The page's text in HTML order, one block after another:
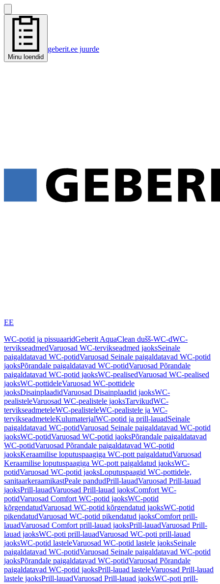
Minu loendid
geberit.ee juurde
EE
WC-potid ja pissuaaridGeberit AquaClean dušš-WC-dWC-
tervikseadmedVaruosad WC-tervikseadmed jaoksSeinale
paigaldatavad WC-potidVaruosad Seinale paigaldatavad WC-potid
jaoksPõrandale paigaldatavad WC-potidVaruosad Põrandale
paigaldatavad WC-potid jaoksWC-pealisedVaruosad WC-pealised
jaoksWC-pottideleVaruosad WC-pottidele
jaoksDisainplaadidVaruosad Disainplaadid jaoksWC-
pealisteleVaruosad WC-pealistele jaoksTarvikudWC-
tervikseadmeteleWC-pealisteleWC-pealistele ja WC-
tervikseadmeteleKulumaterjalWC-potid ja prill-lauadSeinale
paigaldatavad WC-potidVaruosad Seinale paigaldatavad WC-potid
jaoksWC-potidVaruosad WC-potid jaoksPõrandale paigaldatavad
WC-potidVaruosad Põrandale paigaldatavad WC-potid
jaoksKeraamilise loputuspaagiga WC-pott paigaldatudVaruosad
Keraamilise loputuspaagiga WC-pott paigaldatud jaoksWC-
potidVaruosad WC-potid jaoksLoputuspaagid WC-pottidele,
sanitaarkeraamikastPeale pandudPrill-lauadVaruosad Prill-lauad
jaoksPrill-lauadVaruosad Prill-lauad jaoksComfort WC-
potidVaruosad Comfort WC-potid jaoksWC-potid
kõrgendatudVaruosad WC-potid kõrgendatud jaoksWC-potid
pikendatudVaruosad WC-potid pikendatud jaoksComfort prill-
lauadVaruosad Comfort prill-lauad jaoksPrill-lauadVaruosad Prill-
lauad jaoksWC-poti prill-lauadVaruosad WC-poti prill-lauad
jaoksWC-potid lasteleVaruosad WC-potid lastele jaoksSeinale
paigaldatavad WC-potidVaruosad Seinale paigaldatavad WC-potid
jaoksPõrandale paigaldatavad WC-potidVaruosad Põrandale
paigaldatavad WC-potid jaoksPrill-lauad lasteleVaruosad Prill-lauad
lastele jaoksPrill-lauadVaruosad Prill-lauad jaoksWC-poti prill-